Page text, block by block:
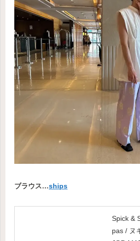
ブラウス…ships
Spick &
pas / ヌ